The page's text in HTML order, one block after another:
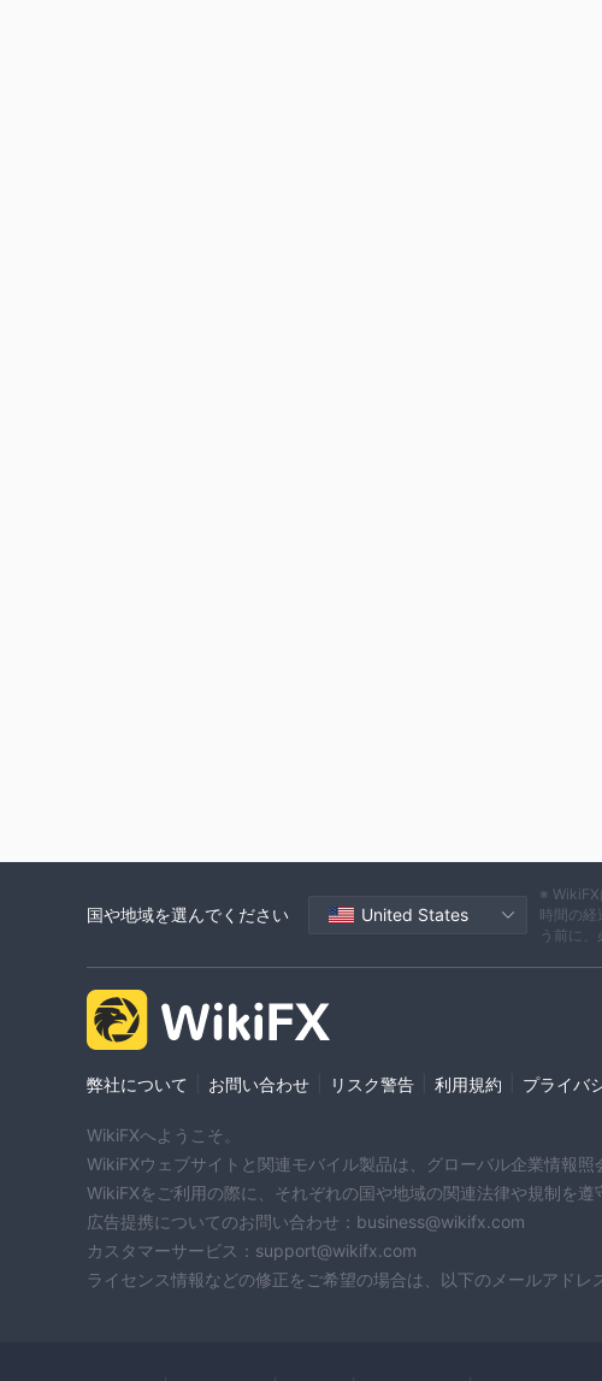
国や地域を選んでください United States
※
時間の
う前に
弊社について お問い合わせ リスク警告 利用規約 プライバ
WikiFXへようこそ。
WikiFXウェブサイトと関連モバイル製品は、グローバル企業情報照
WikiFXをご利用の際に、それぞれの国や地域の関連法律や規制を遵
広告提携についてのお問い合わせ：business@wikifx.com
カスタマーサービス：support@wikifx.com
ライセンス情報などの修正をご希望の場合は、以下のメールアド